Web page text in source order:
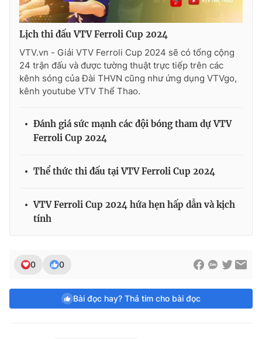
Lịch thi đấu VTV Ferroli Cup 2024
VTV.vn - Giải VTV Ferroli Cup 2024 sẽ có tổng cộng
24 trận đấu và được tường thuật trực tiếp trên các
kênh sóng của Đài THVN cũng như ứng dụng VTVgo,
kênh youtube VTV Thể Thao.
Đánh giá sức mạnh các đội bóng tham dự VTV
Ferroli Cup 2024
Thể thức thi đấu tại VTV Ferroli Cup 2024
VTV Ferroli Cup 2024 hứa hẹn hấp dẫn và kịch
tính
0 0
Bài đọc hay? Thả tim cho bài đọc